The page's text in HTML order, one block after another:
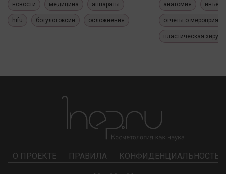
новости медицина аппараты
hifu ботулотоксин осложнения
анатомия
отчеты о
пластическая
О ПРОЕКТЕ ПРАВИЛА КОНФИДЕНЦИАЛЬНОСТЬ